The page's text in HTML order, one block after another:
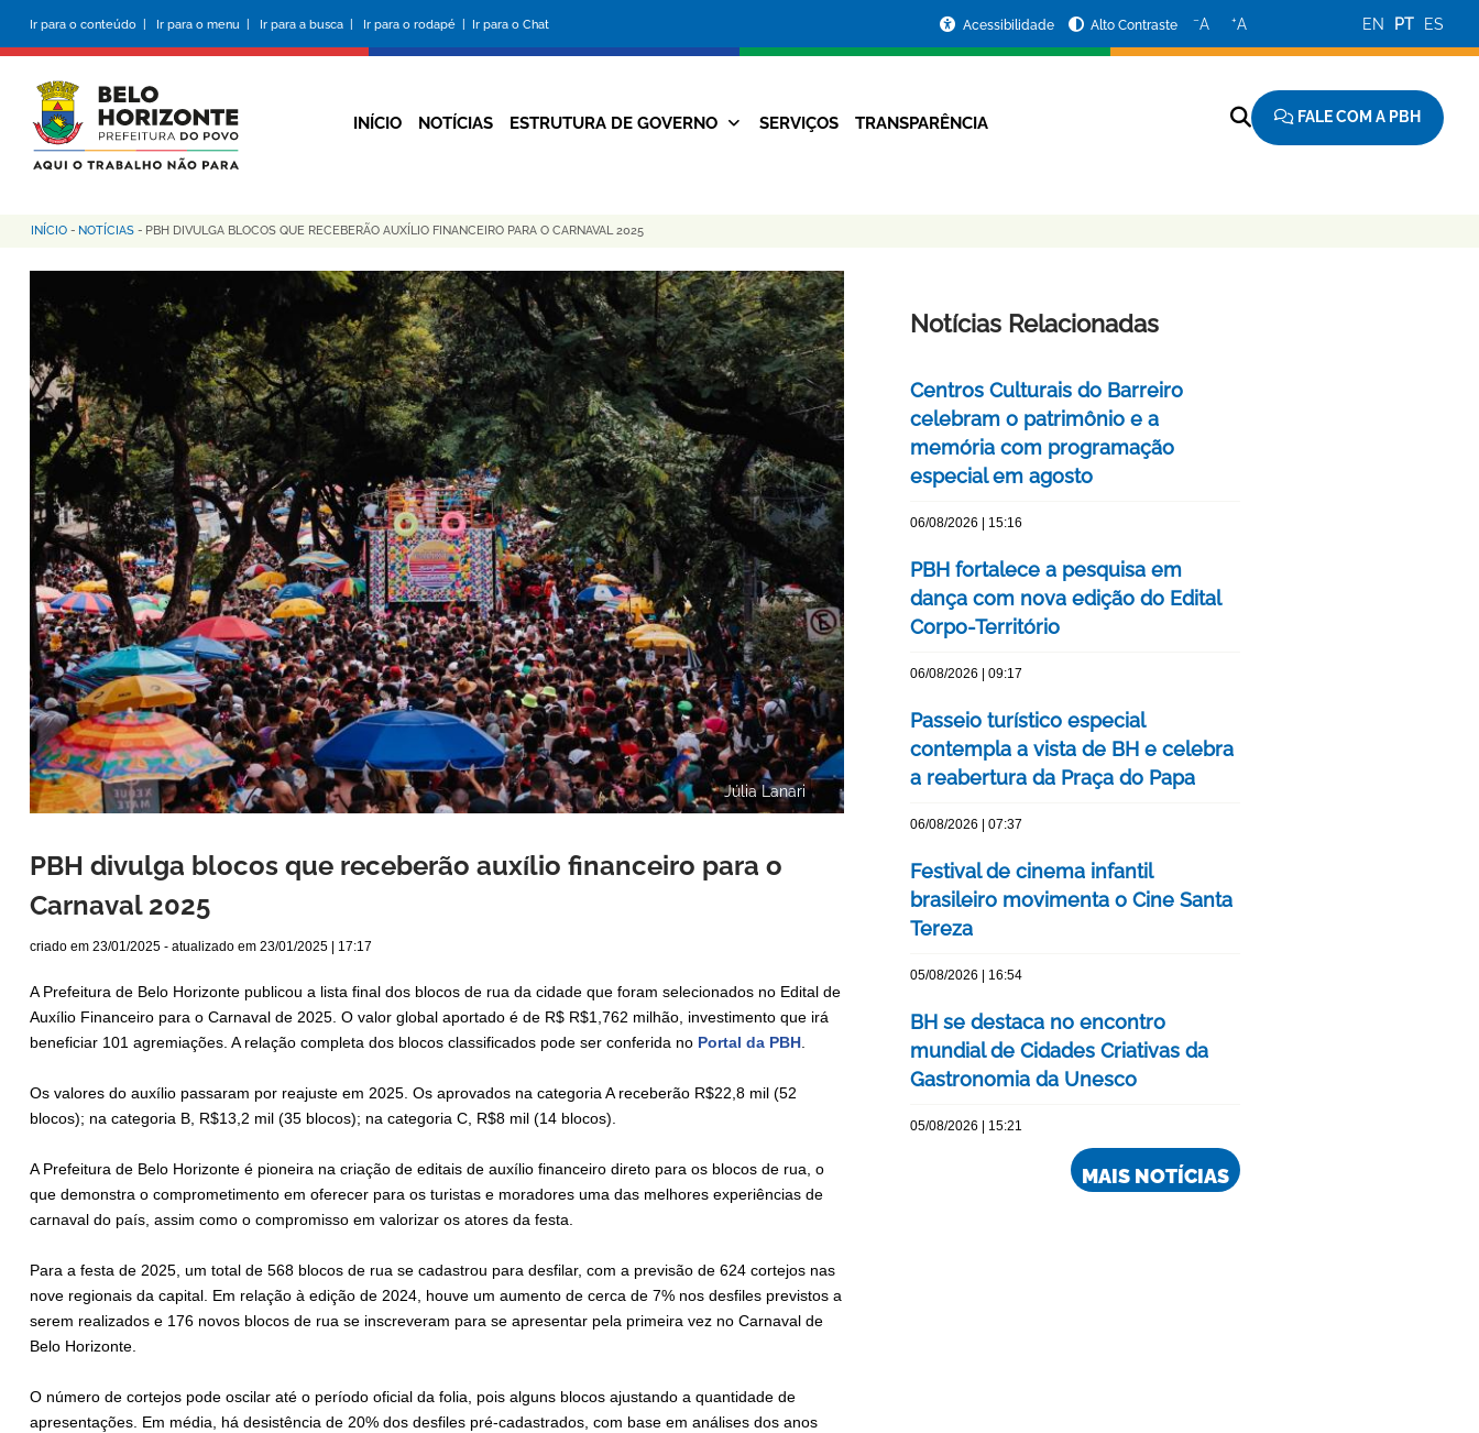
conteúdo
principal
Ir para o conteúdo | Ir para o menu | Ir para a busca | Ir para o rodapé | Ir para o Chat
da
Prefeitura
Acessibilidade Alto Contraste −A +A EN PT ES
Navegação
INÍCIO NOTÍCIAS ESTRUTURA DE GOVERNO SERVIÇOS TRANSPARÊNCIA FALE COM A PBH
Trilha
de
navegação
INÍCIO - NOTÍCIAS - PBH DIVULGA BLOCOS QUE RECEBERÃO AUXÍLIO FINANCEIRO PARA O CARNAVAL 2025
Júlia Lanari
PBH divulga blocos que receberão auxílio financeiro para o
Carnaval 2025
criado em 23/01/2025 - atualizado em 23/01/2025 | 17:17
A Prefeitura de Belo Horizonte publicou a lista final dos blocos de rua da cidade que foram selecionados no Edital de
Auxílio Financeiro para o Carnaval de 2025. O valor global aportado é de R$ R$1,762 milhão, investimento que irá
beneficiar 101 agremiações. A relação completa dos blocos classificados pode ser conferida no Portal da PBH.
Os valores do auxílio passaram por reajuste em 2025. Os aprovados na categoria A receberão R$22,8 mil (52
blocos); na categoria B, R$13,2 mil (35 blocos); na categoria C, R$8 mil (14 blocos).
A Prefeitura de Belo Horizonte é pioneira na criação de editais de auxílio financeiro direto para os blocos de rua, o
que demonstra o comprometimento em oferecer para os turistas e moradores uma das melhores experiências de
carnaval do país, assim como o compromisso em valorizar os atores da festa.
Para a festa de 2025, um total de 568 blocos de rua se cadastrou para desfilar, com a previsão de 624 cortejos nas
nove regionais da capital. Em relação à edição de 2024, houve um aumento de cerca de 7% nos desfiles previstos a
serem realizados e 176 novos blocos de rua se inscreveram para se apresentar pela primeira vez no Carnaval de
Belo Horizonte.
O número de cortejos pode oscilar até o período oficial da folia, pois alguns blocos ajustando a quantidade de
apresentações. Em média, há desistência de 20% dos desfiles pré-cadastrados, com base em análises dos anos
Notícias Relacionadas
Centros Culturais do Barreiro
celebram o patrimônio e a
memória com programação
especial em agosto
06/08/2026 | 15:16
PBH fortalece a pesquisa em
dança com nova edição do Edital
Corpo-Território
06/08/2026 | 09:17
Passeio turístico especial
contempla a vista de BH e celebra
a reabertura da Praça do Papa
06/08/2026 | 07:37
Festival de cinema infantil
brasileiro movimenta o Cine Santa
Tereza
05/08/2026 | 16:54
BH se destaca no encontro
mundial de Cidades Criativas da
Gastronomia da Unesco
05/08/2026 | 15:21
MAIS NOTÍCIAS